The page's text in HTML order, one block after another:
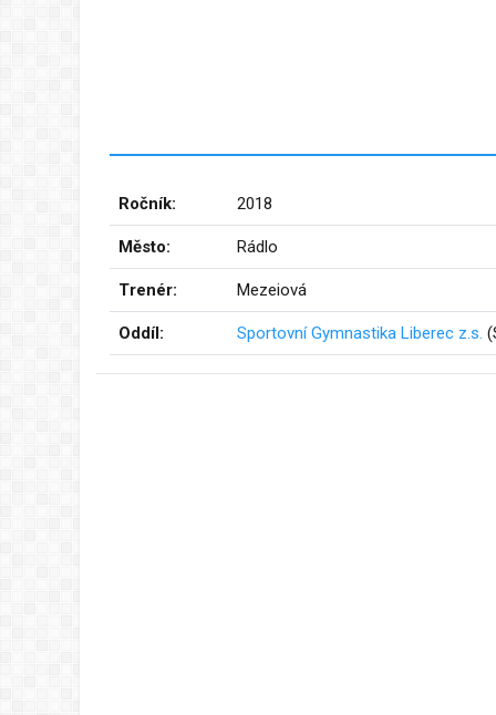
Ročník: 2018
Město: Rádlo
Trenér: Mezeiová
Oddíl: Sportovní Gymnastika Liberec z.s.